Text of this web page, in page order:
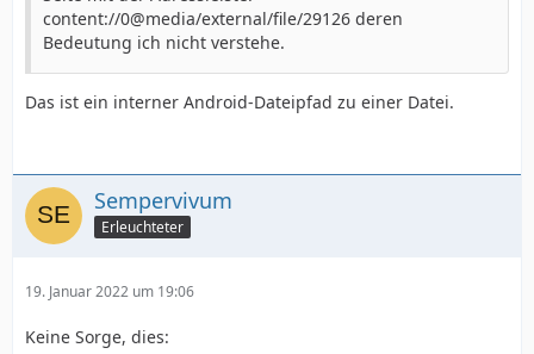
content://0@media/external/file/29126 deren
Bedeutung ich nicht verstehe.
Das ist ein interner Android-Dateipfad zu einer Datei.
Sempervivum
Erleuchteter
19. Januar 2022 um 19:06
Keine Sorge, dies: